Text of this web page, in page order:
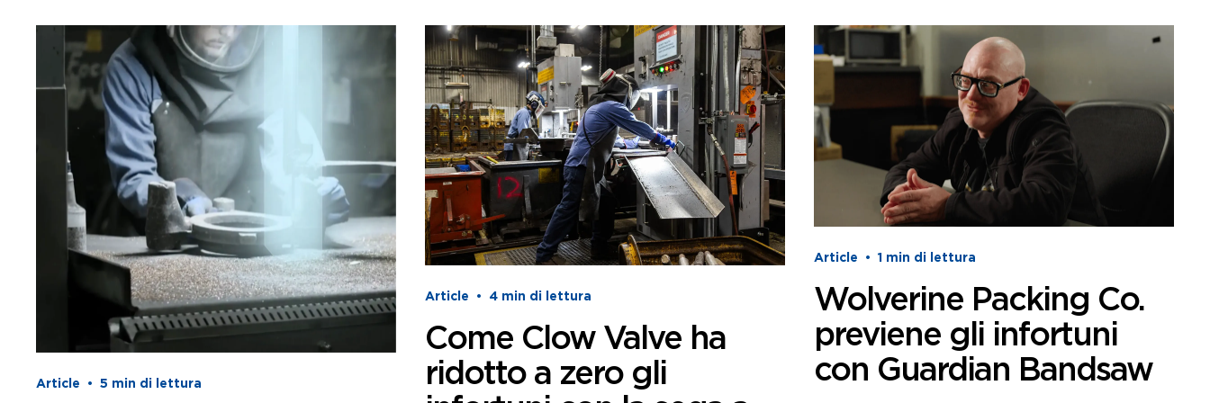
Article • 5 min di lettura
Article • 4 min di lettura
Come Clow Valve ha
ridotto a zero gli
Article • 1 min di lettura
Wolverine Packing Co.
previene gli infortuni
con Guardian Bandsaw